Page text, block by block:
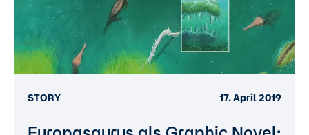
STORY 17. April 2019